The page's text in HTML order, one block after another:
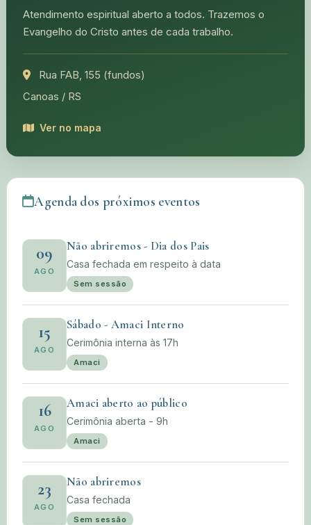
Atendimento espiritual aberto a todos. Trazemos o
Evangelho do Cristo antes de cada trabalho.
Rua FAB, 155 (fundos)
Canoas / RS
Ver no mapa
Agenda dos próximos eventos
09
AGO
Não abriremos - Dia dos Pais
Casa fechada em respeito à data
Sem sessão
15
AGO
Sábado - Amaci Interno
Cerimônia interna às 17h
Amaci
16
AGO
Amaci aberto ao público
Cerimônia aberta - 9h
Amaci
23
AGO
Não abriremos
Casa fechada
Sem sessão